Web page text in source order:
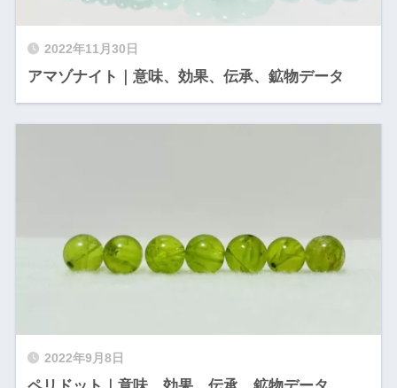
2022年11月30日
アマゾナイト｜意味、効果、伝承、鉱物データ
2022年9月8日